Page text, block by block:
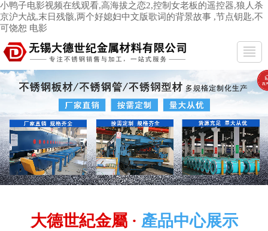
小鸭子电影视频在线观看,高海拔之恋2,控制女老板的遥控器,狼人杀
京沪大战,末日残骸,两个好媳妇中文版歌词的背景故事 ,节点钥匙,不
可饶恕 电影
網站首頁
關于我們 ▼
產品中心 ▼
加工服務 ▼
大德世紀金屬 · 產品中心展示